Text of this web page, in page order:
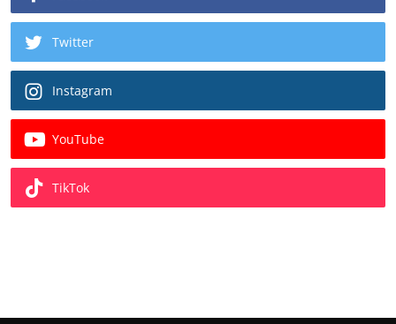
Twitter
Instagram
YouTube
TikTok